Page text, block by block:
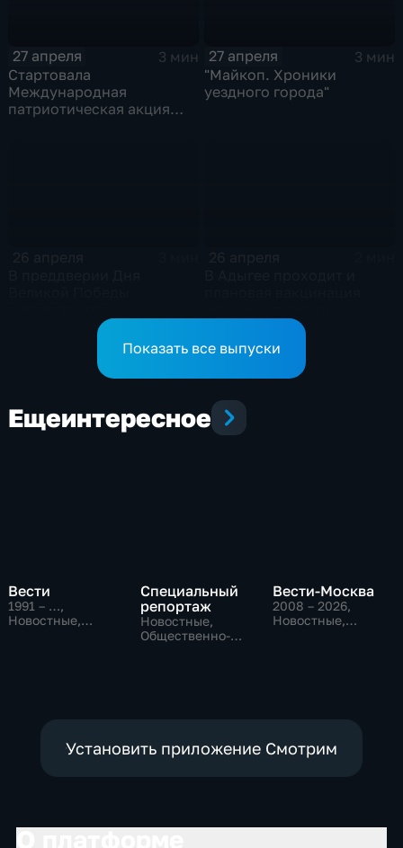
27 апреля
3 мин
Стартовала
Международная
патриотическая акция
27 апреля
3 мин
"Майкоп. Хроники
уездного города"
горадминистрации
поздравляют ветерановПоказать все выпуски
Ещеинтересное
Вести
1991 – …,
Новостные,
Специальный
репортаж
Новостные,
Общественно-
Вести-Москва
2008 – 2026,
Новостные,
Установить приложение Смотрим